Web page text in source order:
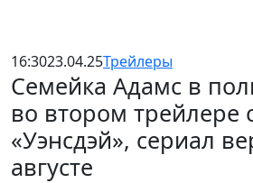
16:3023.04.25Трейлеры
Семейка Адамс в
во втором трейлере
«Уэнсдэй», сериал
августе